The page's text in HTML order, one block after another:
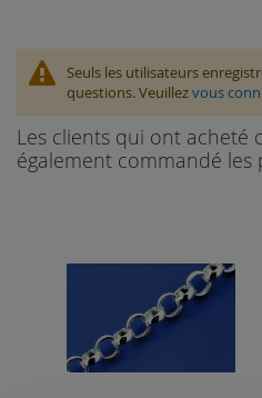
Seuls les utilisateurs
questions. Veuillezvous
Les clients qui ont acheté
également commandé les